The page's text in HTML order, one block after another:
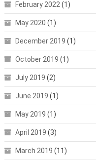
February 2022 (1)
May 2020 (1)
December 2019 (1)
October 2019 (1)
July 2019 (2)
June 2019 (1)
May 2019 (1)
April 2019 (3)
March 2019 (11)